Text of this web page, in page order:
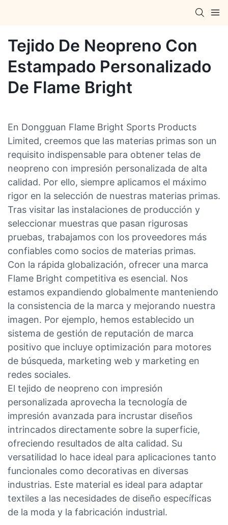
Tejido De Neopreno Con
Estampado Personalizado
De Flame Bright
En Dongguan Flame Bright Sports Products
Limited, creemos que las materias primas son un
requisito indispensable para obtener telas de
neopreno con impresión personalizada de alta
calidad. Por ello, siempre aplicamos el máximo
rigor en la selección de nuestras materias primas.
Tras visitar las instalaciones de producción y
seleccionar muestras que pasan rigurosas
pruebas, trabajamos con los proveedores más
confiables como socios de materias primas.
Con la rápida globalización, ofrecer una marca
Flame Bright competitiva es esencial. Nos
estamos expandiendo globalmente manteniendo
la consistencia de la marca y mejorando nuestra
imagen. Por ejemplo, hemos establecido un
sistema de gestión de reputación de marca
positivo que incluye optimización para motores
de búsqueda, marketing web y marketing en
redes sociales.
El tejido de neopreno con impresión
personalizada aprovecha la tecnología de
impresión avanzada para incrustar diseños
intrincados directamente sobre la superficie,
ofreciendo resultados de alta calidad. Su
versatilidad lo hace ideal para aplicaciones tanto
funcionales como decorativas en diversas
industrias. Este material es ideal para adaptar
textiles a las necesidades de diseño específicas
de la moda y la fabricación industrial.